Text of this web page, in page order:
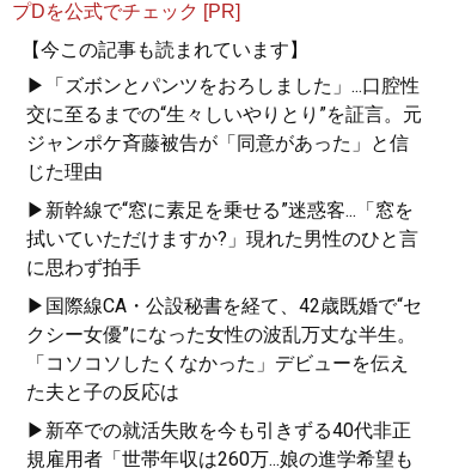
プDを公式でチェック [PR]
【今この記事も読まれています】
▶「ズボンとパンツをおろしました」...口腔性
交に至るまでの“生々しいやりとり”を証言。元
ジャンポケ斉藤被告が「同意があった」と信
じた理由
▶新幹線で“窓に素足を乗せる”迷惑客...「窓を
拭いていただけますか?」現れた男性のひと言
に思わず拍手
▶国際線CA・公設秘書を経て、42歳既婚で“セ
クシー女優”になった女性の波乱万丈な半生。
「コソコソしたくなかった」デビューを伝え
た夫と子の反応は
▶新卒での就活失敗を今も引きずる40代非正
規雇用者「世帯年収は260万...娘の進学希望も